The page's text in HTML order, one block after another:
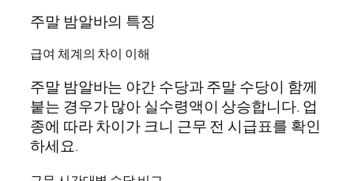
주말 밤알바의 특징
급여 체계의 차이 이해
주말 밤알바는 야간 수당과 주말 수당이 함께
붙는 경우가 많아 실수령액이 상승합니다. 업
종에 따라 차이가 크니 근무 전 시급표를 확인
하세요.